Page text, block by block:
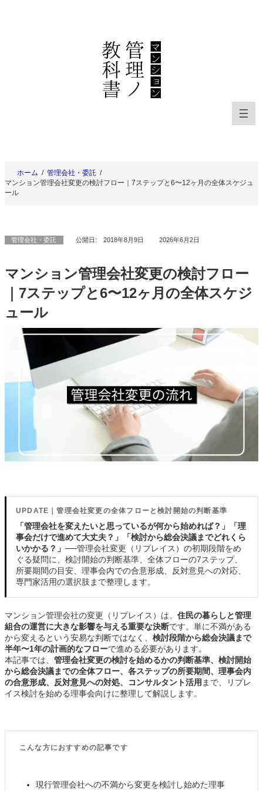
ホーム
管理会社・委託
マンション管理会社変更の検討フロー｜7ステップと6〜12ヶ月の全体スケジュ
ール
管理会社・委託 公開日: 2018年8月9日 2026年6月2日
マンション管理会社変更の検討フロー
｜7ステップと6〜12ヶ月の全体スケジ
ュール
UPDATE｜管理会社変更の全体フローと検討開始の判断基準
「管理会社を変えたいと思っているが何から始めれば？」「理
事会だけで進めて大丈夫？」「検討から総会決議までどれくら
いかかる？」 ──管理会社変更（リプレイス）の初期段階をめ
ぐる疑問に、検討開始の判断基準、全体フローの7ステップ、
所要期間の目安、理事会内での合意形成、反対意見への対応、
専門家活用の選択肢まで整理します。
マンション管理会社の変更（リプレイス）は、 住民の暮らしと管理
組合の運営に大きな影響を与える重要な決断です。単に不満がある
から変えるという安易な判断ではなく、 検討段階から総会決議まで
半年〜1年の計画的なフローで進める必要があります。
本記事では、 管理会社変更の検討を始めるかの判断基準、検討開始
から総会決議までの全体フロー、各ステップの所要期間、理事会内
の合意形成、反対意見への対処、コンサルタント活用 まで、リプレ
イス検討を始める理事会向けに整理して解説します。
こんな方におすすめの記事です
現行管理会社への不満から変更を検討し始めた理事